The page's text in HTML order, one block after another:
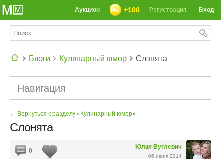
СЕГОДНЯ: 39142 РЕЦЕПТА
Вход
Регистрация
+100
Аукцион
Блоги Кулинарный юмор Слонята
Навигация
← Вернуться к разделу «Кулинарный юмор»
Слонята
Юлия Вуглевич
06 июня 2014
0